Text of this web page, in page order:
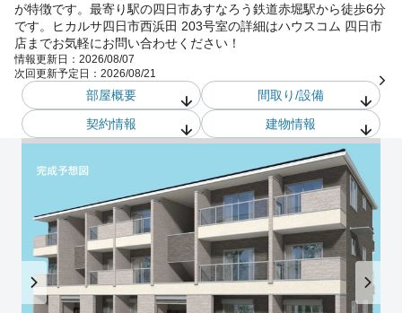
が特徴です。最寄り駅の四日市あすなろう鉄道赤堀駅から徒歩6分
です。ヒカルサ四日市西浜田 203号室の詳細はハウスコム 四日市
店までお気軽にお問い合わせください！
情報更新日： 2026/08/07
次回更新予定日： 2026/08/21
部屋概要
間取り/設備
契約情報
建物情報